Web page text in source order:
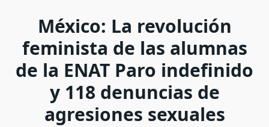
México: La revolución
feminista de las alumnas
de la ENAT Paro indefinido
y 118 denuncias de
agresiones sexuales